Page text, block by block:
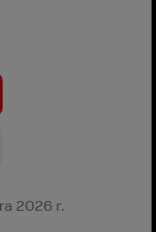
2026 г.